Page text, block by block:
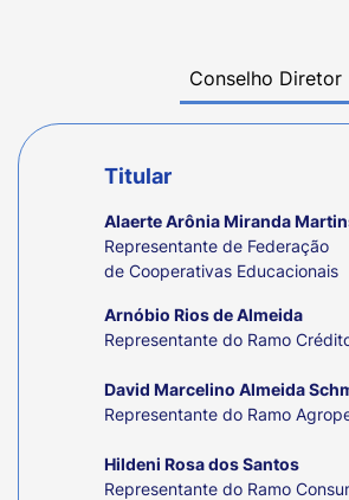
Conselho Diretor
Titular
Alaerte Arônia Miranda
Representante de Federação
de Cooperativas Educacionais
Arnóbio Rios de Almeida
Representante do Ramo
David Marcelino Almeida
Representante do Ramo
Hildeni Rosa dos Santos
Representante do Ramo